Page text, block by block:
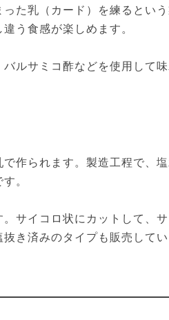
た乳（カード）を練るとい
う食感が楽しめます。
ルサミコ酢などを使用して
作られます。製造工程で、塩
。
サイコロ状にカットして、
き済みのタイプも販売してい